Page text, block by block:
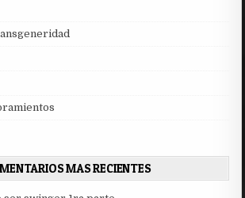
MAS RECIENTES